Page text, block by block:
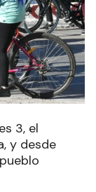
3, el
y desde